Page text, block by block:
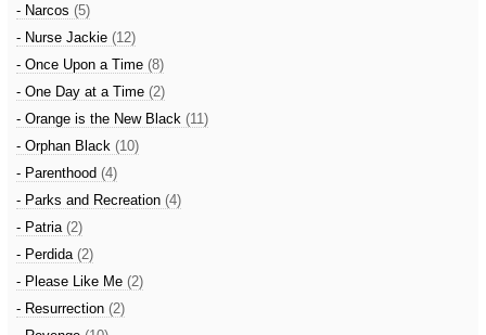
- Narcos (5)
- Nurse Jackie (12)
- Once Upon a Time (8)
- One Day at a Time (2)
- Orange is the New Black (11)
- Orphan Black (10)
- Parenthood (4)
- Parks and Recreation (4)
- Patria (2)
- Perdida (2)
- Please Like Me (2)
- Resurrection (2)